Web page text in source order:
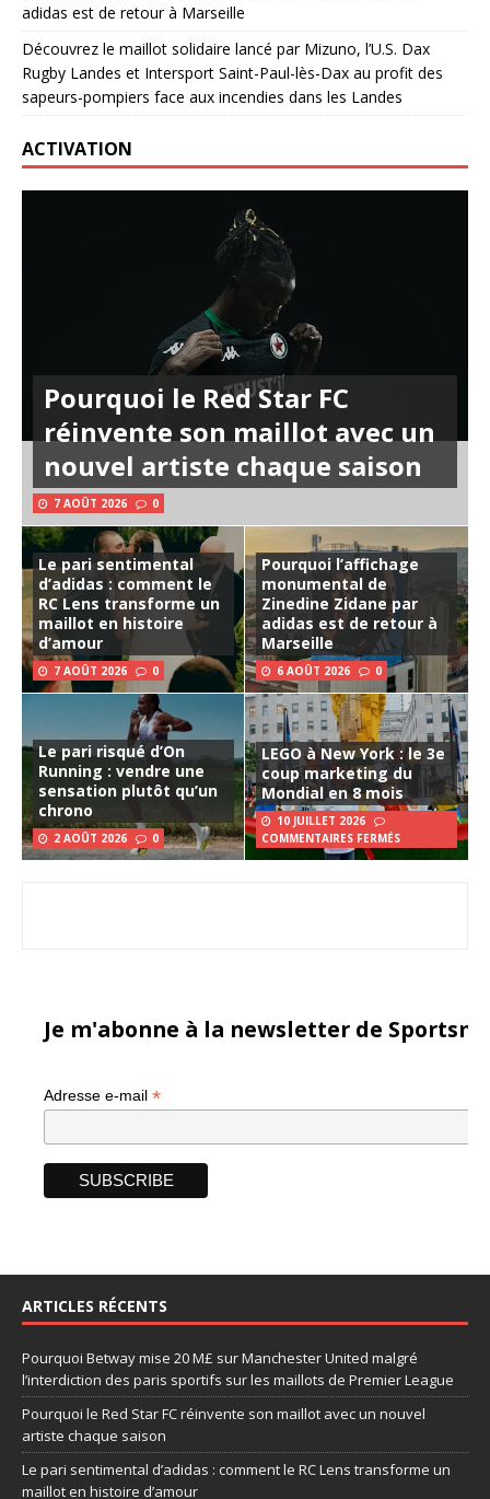
adidas est de retour à Marseille
Découvrez le maillot solidaire lancé par Mizuno, l’U.S. Dax
Rugby Landes et Intersport Saint-Paul-lès-Dax au profit des
sapeurs-pompiers face aux incendies dans les Landes
ACTIVATION
Pourquoi le Red Star FC
réinvente son maillot avec un
nouvel artiste chaque saison
7 AOÛT 2026 0
Le pari sentimental
d’adidas : comment le
RC Lens transforme un
maillot en histoire
d’amour
7 AOÛT 2026 0
Pourquoi l’affichage
monumental de
Zinedine Zidane par
adidas est de retour à
Marseille
6 AOÛT 2026 0
Le pari risqué d’On
Running : vendre une
sensation plutôt qu’un
chrono
2 AOÛT 2026 0
LEGO à New York : le 3e
coup marketing du
Mondial en 8 mois
10 JUILLET 2026
COMMENTAIRES FERMÉS
Je m'abonne à la newsletter de
Adresse e-mail *
ARTICLES RÉCENTS
Pourquoi Betway mise 20 M£ sur Manchester United malgré
l’interdiction des paris sportifs sur les maillots de Premier League
Pourquoi le Red Star FC réinvente son maillot avec un nouvel
artiste chaque saison
Le pari sentimental d’adidas : comment le RC Lens transforme un
maillot en histoire d’amour